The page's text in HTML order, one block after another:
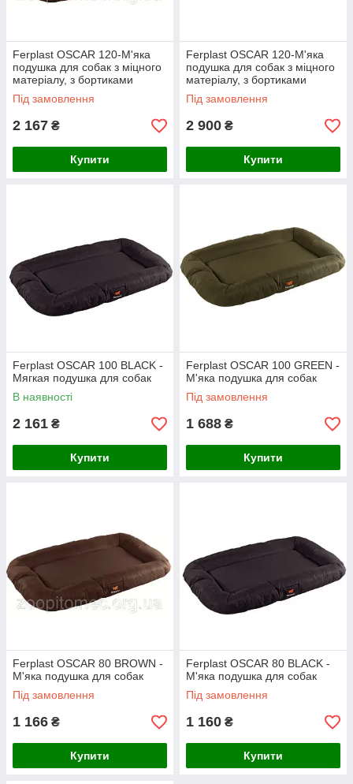
Ferplast OSCAR 120-М'яка
подушка для собак з міцного
матеріалу, з бортиками
Під замовлення
2 167 ₴
Купити
Ferplast OSCAR 120-М'яка
подушка для собак з міцного
матеріалу, з бортиками
Під замовлення
2 900 ₴
Купити
Ferplast OSCAR 100 BLACK -
Мягкая подушка для собак
В наявності
2 161 ₴
Купити
Ferplast OSCAR 100 GREEN -
М'яка подушка для собак
Під замовлення
1 688 ₴
Купити
Ferplast OSCAR 80 BROWN -
М'яка подушка для собак
Під замовлення
1 166 ₴
Купити
Ferplast OSCAR 80 BLACK -
М'яка подушка для собак
Під замовлення
1 160 ₴
Купити